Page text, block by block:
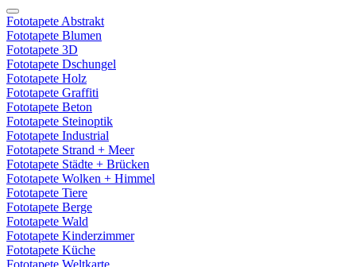
Fototapete Abstrakt
Fototapete Blumen
Fototapete 3D
Fototapete Dschungel
Fototapete Holz
Fototapete Graffiti
Fototapete Beton
Fototapete Steinoptik
Fototapete Industrial
Fototapete Strand + Meer
Fototapete Städte + Brücken
Fototapete Wolken + Himmel
Fototapete Tiere
Fototapete Berge
Fototapete Wald
Fototapete Kinderzimmer
Fototapete Küche
Fototapete Weltkarte